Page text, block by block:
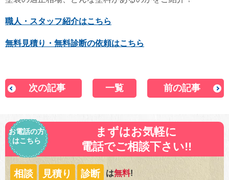
職人・スタッフ紹介はこちら
無料見積り・無料診断の依頼はこちら
次の記事 一覧 前の記事
お電話の方
はこちら
まずはお気軽に
電話でご相談下さい!!
相談 見積り 診断 は無料!